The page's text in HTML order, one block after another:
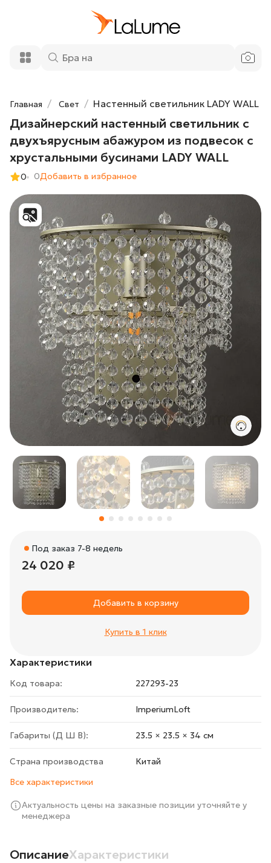
Главная Свет Настенный светильник LADY WALL
Дизайнерский настенный светильник с
двухъярусным абажуром из подвесок с
хрустальными бусинами LADY WALL
0 0Добавить в избранное
Характеристики
Код товара: 227293-23
Производитель: ImperiumLoft
Габариты (Д Ш В): 23.5 × 23.5 × 34 cм
Страна производства
Китай
Все характеристики
Актуальность цены на заказные позиции уточняйте у
менеджера
Под заказ 7-8 недель
24 020 ₽
Добавить в корзину
Купить в 1 клик
ОписаниеХарактеристики
двухъярусным абажуром из подвесок с
хрустальными бусинами LADY WALL